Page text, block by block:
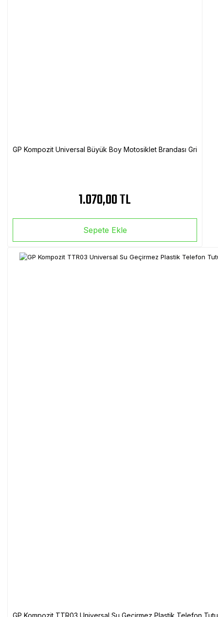
GP Kompozit Universal Büyük Boy Motosiklet Brandası Gri
1.070,00 TL
Sepete Ekle
GP Kompozit TTR03 Universal Su Geçirmez Plastik Telefon